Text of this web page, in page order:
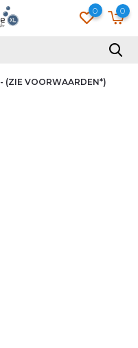
0 0
(ZIE VOORWAARDEN*)